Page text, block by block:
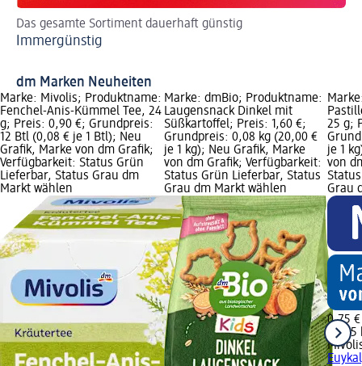
Das gesamte Sortiment dauerhaft günstig
Immergünstig
dm Marken Neuheiten
Marke: Mivolis; Produktname:
Fenchel-Anis-Kümmel Tee, 24
g; Preis: 0,90 €; Grundpreis:
12 Btl (0,08 € je 1 Btl); Neu
Grafik, Marke von dm Grafik;
Verfügbarkeit: Status Grün
Lieferbar, Status Grau dm
Markt wählen
Marke: dmBio; Produktname:
Laugensnack Dinkel mit
Süßkartoffel; Preis: 1,60 €;
Grundpreis: 0,08 kg (20,00 €
je 1 kg); Neu Grafik, Marke
von dm Grafik; Verfügbarkeit:
Status Grün Lieferbar, Status
Grau dm Markt wählen
25 g;
je 1
von
Grau
0,75 €